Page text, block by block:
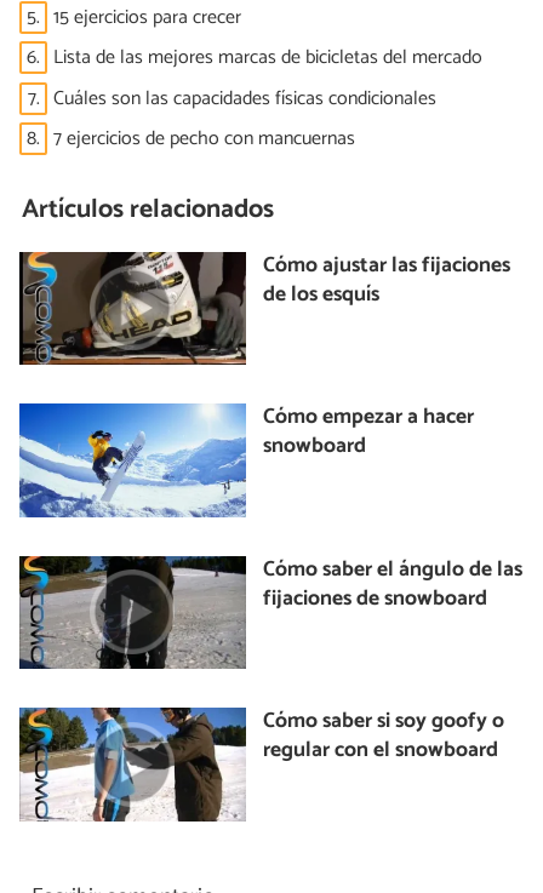
5. 15 ejercicios para crecer
6. Lista de las mejores marcas de bicicletas del mercado
7. Cuáles son las capacidades físicas condicionales
8. 7 ejercicios de pecho con mancuernas
Artículos relacionados
Cómo ajustar las fijaciones
de los esquís
Cómo empezar a hacer
snowboard
Cómo saber el ángulo de las
fijaciones de snowboard
Cómo saber si soy goofy o
regular con el snowboard